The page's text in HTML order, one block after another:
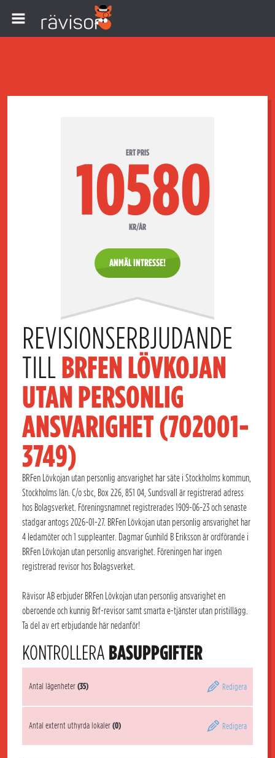
ERT PRIS
10580
KR/ÅR
ANMÄL INTRESSE!
REVISIONSERBJUDANDE
TILL BRFEN LÖVKOJAN
UTAN PERSONLIG
ANSVARIGHET (702001-
3749)
BRFen Lövkojan utan personlig ansvarighet har säte i Stockholms kommun,
Stockholms län. C/o sbc, Box 226, 851 04, Sundsvall är registrerad adress
hos Bolagsverket. Föreningsnamnet registrerades 1909-06-23 och senaste
stadgar antogs 2026-01-27. BRFen Lövkojan utan personlig ansvarighet har
4 ledamöter och 1 suppleanter. Dagmar Gunhild B Eriksson är ordförande i
BRFen Lövkojan utan personlig ansvarighet. Föreningen har ingen
registrerad revisor hos Bolagsverket.
Rävisor AB erbjuder BRFen Lövkojan utan personlig ansvarighet en
oberoende och kunnig Brf-revisor samt smarta e-tjänster utan pristillägg.
Ta del av ert erbjudande här nedanför!
KONTROLLERA BASUPPGIFTER
Antal lägenheter(35) Redigera
Antal externt uthyrda lokaler(0) Redigera